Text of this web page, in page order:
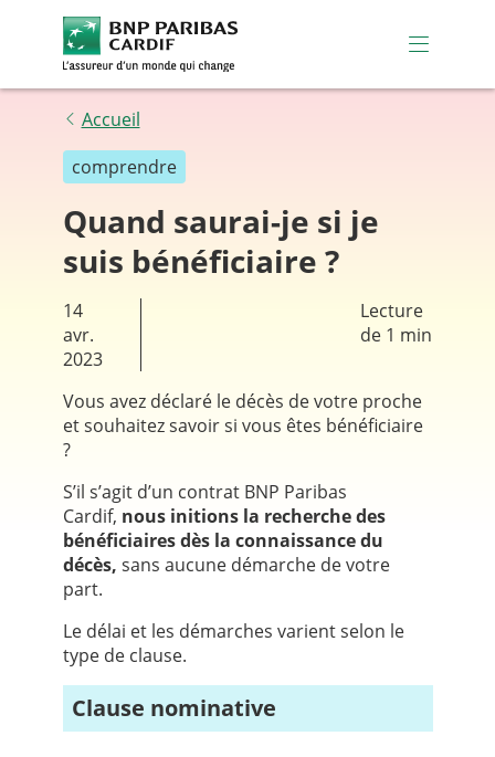
BNP Paribas Cardif (aller à
Menu
Accueil
comprendre
Quand saurai-je si je
suis bénéficiaire ?
14
avr.
2023
Lecture
de 1 min
Vous avez déclaré le décès de votre proche
et souhaitez savoir si vous êtes bénéficiaire
?
S’il s’agit d’un contrat BNP Paribas
Cardif, nous initions la recherche des
bénéficiaires dès la connaissance du
décès, sans aucune démarche de votre
part.
Le délai et les démarches varient selon le
type de clause.
Clause nominative